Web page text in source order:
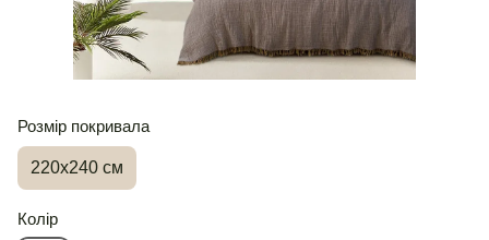
Розмір покривала
220х240 см
Колір